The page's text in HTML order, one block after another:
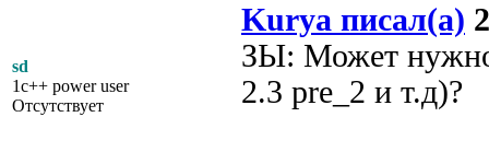
sd
1c++ power user
Отсутствует
Kurya писал(а)
ЗЫ: Может нужно
2.3 pre_2 и т.д)?